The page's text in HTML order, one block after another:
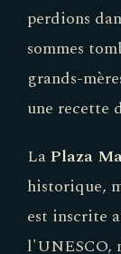
perdions
sommes
grands-
une recette
La Plaza
historique,
est inscrite
l'UNESCO,